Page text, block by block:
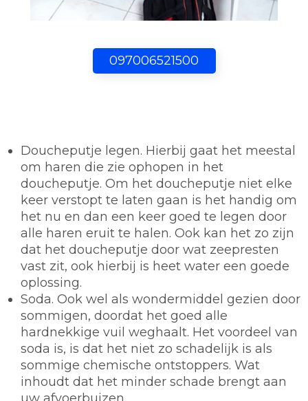
097006521500
Doucheputje legen. Hierbij gaat het meestal
om haren die zie ophopen in het
doucheputje. Om het doucheputje niet elke
keer verstopt te laten gaan is het handig om
het nu en dan een keer goed te legen door
alle haren eruit te halen. Ook kan het zo zijn
dat het doucheputje door wat zeepresten
vast zit, ook hierbij is heet water een goede
oplossing.
Soda. Ook wel als wondermiddel gezien door
sommigen, doordat het goed alle
hardnekkige vuil weghaalt. Het voordeel van
soda is, is dat het niet zo schadelijk is als
sommige chemische ontstoppers. Wat
inhoudt dat het minder schade brengt aan